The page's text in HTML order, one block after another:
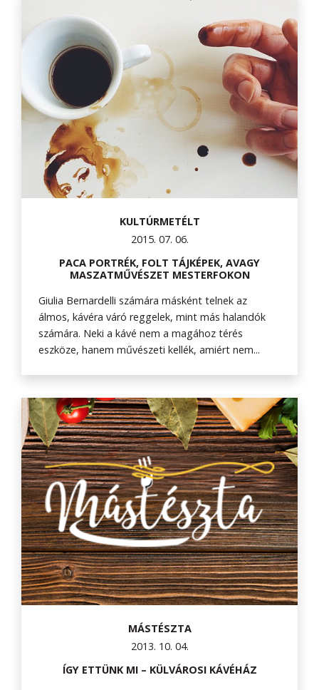
KULTÚRMETÉLT
2015. 07. 06.
PACA PORTRÉK, FOLT TÁJKÉPEK, AVAGY
MASZATMŰVÉSZET MESTERFOKON
Giulia Bernardelli számára másként telnek az
álmos, kávéra váró reggelek, mint más halandók
számára. Neki a kávé nem a magához térés
eszköze, hanem művészeti kellék, amiért nem...
MÁSTÉSZTA
2013. 10. 04.
ÍGY ETTÜNK MI – KÜLVÁROSI KÁVÉHÁZ